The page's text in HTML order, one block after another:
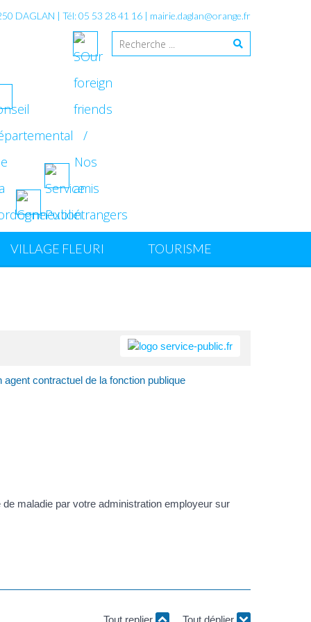
DAGLAN | Tél: 05 53 28 41 16 | mairie.daglan@orange.fr
VILLAGE FLEURI TOURISME
contractuel de la fonction publique
maladie par votre administration employeur sur